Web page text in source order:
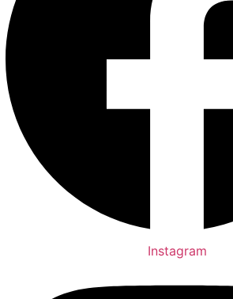
Instagram